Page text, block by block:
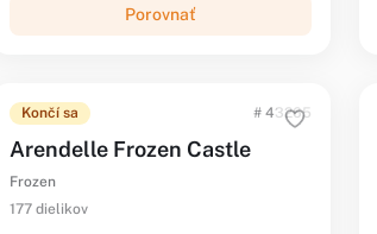
Porovnať
Končí sa # 43265
Arendelle Frozen Castle
Frozen
177 dielikov